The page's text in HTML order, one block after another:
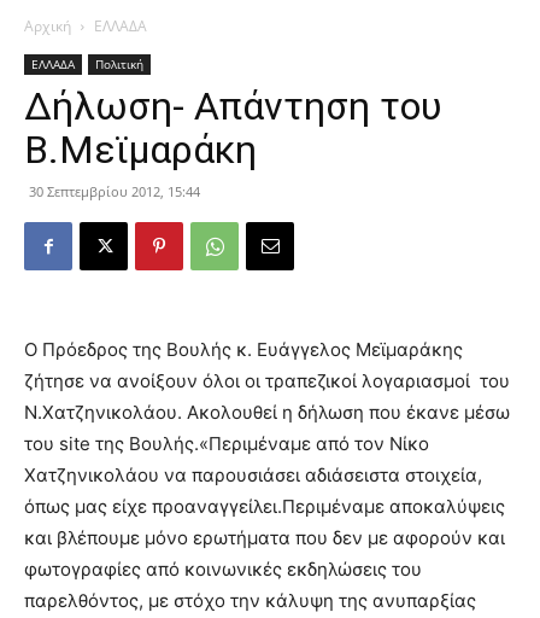
Αρχική ΕΛΛΑΔΑ
ΕΛΛΑΔΑ Πολιτική
Δήλωση- Απάντηση του
Β.Μεϊμαράκη
30 Σεπτεμβρίου 2012, 15:44
Ο Πρόεδρος της Βουλής κ. Ευάγγελος Μεϊμαράκης
ζήτησε να ανοίξουν όλοι οι τραπεζικοί λογαριασμοί του
Ν.Χατζηνικολάου. Ακολουθεί η δήλωση που έκανε μέσω
του site της Βουλής.«Περιμέναμε από τον Νίκο
Χατζηνικολάου να παρουσιάσει αδιάσειστα στοιχεία,
όπως μας είχε προαναγγείλει.Περιμέναμε αποκαλύψεις
και βλέπουμε μόνο ερωτήματα που δεν με αφορούν και
φωτογραφίες από κοινωνικές εκδηλώσεις του
παρελθόντος, με στόχο την κάλυψη της ανυπαρξίας